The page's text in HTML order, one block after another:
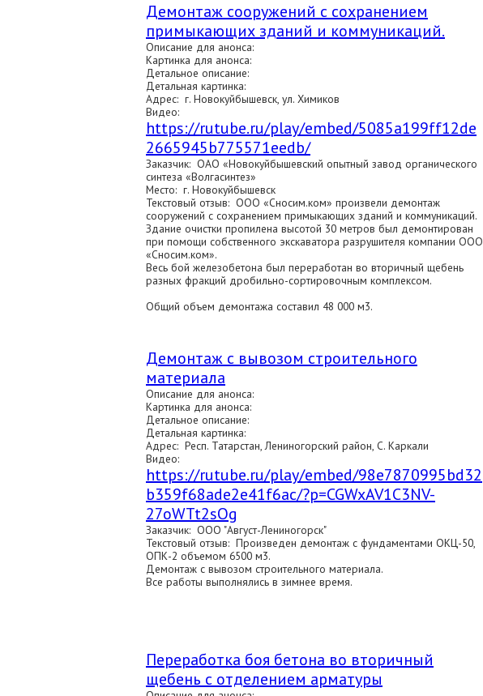
Демонтаж сооружений с сохранением
примыкающих зданий и коммуникаций.
Описание для анонса:
Картинка для анонса:
Детальное описание:
Детальная картинка:
Адрес: г. Новокуйбышевск, ул. Химиков
Видео:
https://rutube.ru/play/embed/5085a199ff12de
2665945b775571eedb/
Заказчик: ОАО «Новокуйбышевский опытный завод органического
синтеза «Волгасинтез»
Место: г. Новокуйбышевск
Текстовый отзыв: ООО «Сносим.ком» произвели демонтаж
сооружений с сохранением примыкающих зданий и коммуникаций.
Здание очистки пропилена высотой 30 метров был демонтирован
при помощи собственного экскаватора разрушителя компании ООО
«Сносим.ком».
Весь бой железобетона был переработан во вторичный щебень
разных фракций дробильно-сортировочным комплексом.
Общий объем демонтажа составил 48 000 м3.
Демонтаж с вывозом строительного
материала
Описание для анонса:
Картинка для анонса:
Детальное описание:
Детальная картинка:
Адрес: Респ. Татарстан, Лениногорский район, С. Каркали
Видео:
https://rutube.ru/play/embed/98e7870995bd32
b359f68ade2e41f6ac/?p=CGWxAV1C3NV-
27oWTt2sOg
Заказчик: ООО "Август-Лениногорск"
Текстовый отзыв: Произведен демонтаж с фундаментами ОКЦ-50,
ОПК-2 объемом 6500 м3.
Демонтаж с вывозом строительного материала.
Все работы выполнялись в зимнее время.
Переработка боя бетона во вторичный
щебень с отделением арматуры